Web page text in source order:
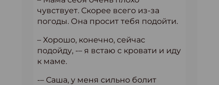
чувствует. Скорее всего из-за
погоды. Она просит тебя подойти.
– Хорошо, конечно, сейчас
подойду, -– я встаю с кровати и иду
к маме.
-– Саша, у меня сильно болит